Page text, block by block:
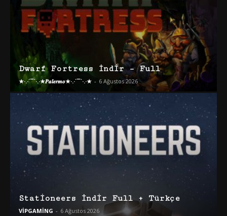
Dwarf Fortress İndir – Full
★·.·´¯`·.·★𝑷𝒂𝒍𝒆𝒓𝒎𝒐★·.·´¯`·.·★ - 6 Ağustos 2026
Stationeers İndir Full + Türkçe
VİPGAMİNG - 6 Ağustos 2026